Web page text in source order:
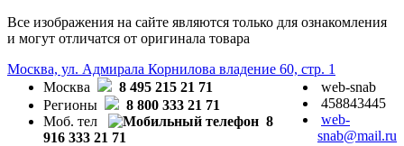
Все изображения на сайте являются только для ознакомления
и могут отличатся от оригинала товара
Москва, ул. Адмирала Корнилова владение 60, стр. 1
Москва
8 495 215 21 71
Регионы
8 800 333 21 71
Моб. тел
8
916 333 21 71
web-snab
458843445
web-
snab@mail.ru